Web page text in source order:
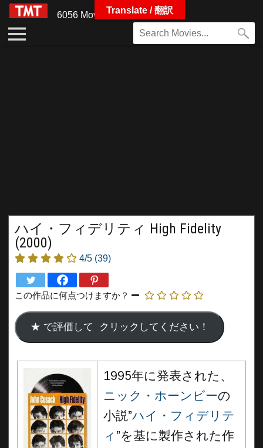
6056 Movies
ハイ・フィデリティ High Fidelity
(2000)
4/5 (39)
この作品に何点つけますか？
1995年に発表された、
ニック・ホーンビーの
小説”ハイ・フィデリテ
ィ ”を基に製作された作
Translate / 翻訳